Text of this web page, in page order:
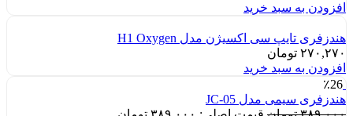
افزودن به سبد خرید
هندزفری تایپ سی اکسیژن مدل H1 Oxygen
۲۷۰,۲۷۰ تومان
افزودن به سبد خرید
٪26
هندزفری سیمی مدل JC-05